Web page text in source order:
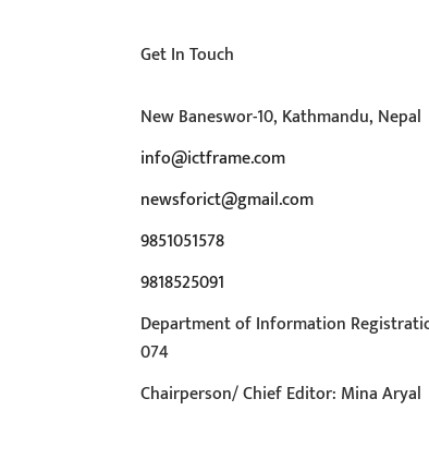
Get In Touch
New Baneswor-10, Kathmandu, Nepal
info@ictframe.com
newsforict@gmail.com
9851051578
9818525091
Department of Information
074
Chairperson/ Chief Editor: Mina Aryal